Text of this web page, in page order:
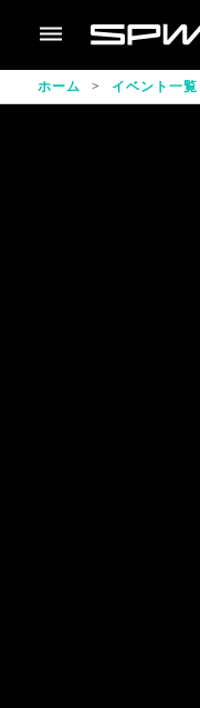
ホーム イベント一覧